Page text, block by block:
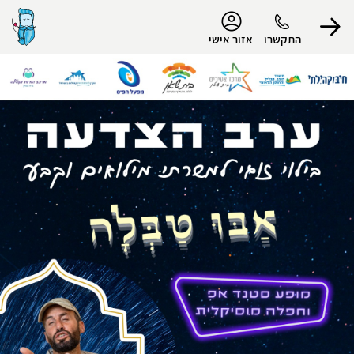
התקשרו אזור אישי
הפרופיל שלי
התנתק